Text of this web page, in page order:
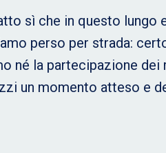
sì che in questo lungo
perso per strada:
né la partecipazione
un momento atteso e